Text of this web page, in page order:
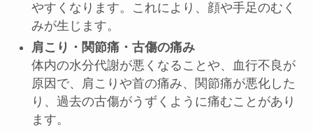
やすくなります。これにより、顔や手足のむく
みが生じます。
肩こり・関節痛・古傷の痛み
体内の水分代謝が悪くなることや、血行不良が
原因で、肩こりや首の痛み、関節痛が悪化した
り、過去の古傷がうずくように痛むことがあり
ます。